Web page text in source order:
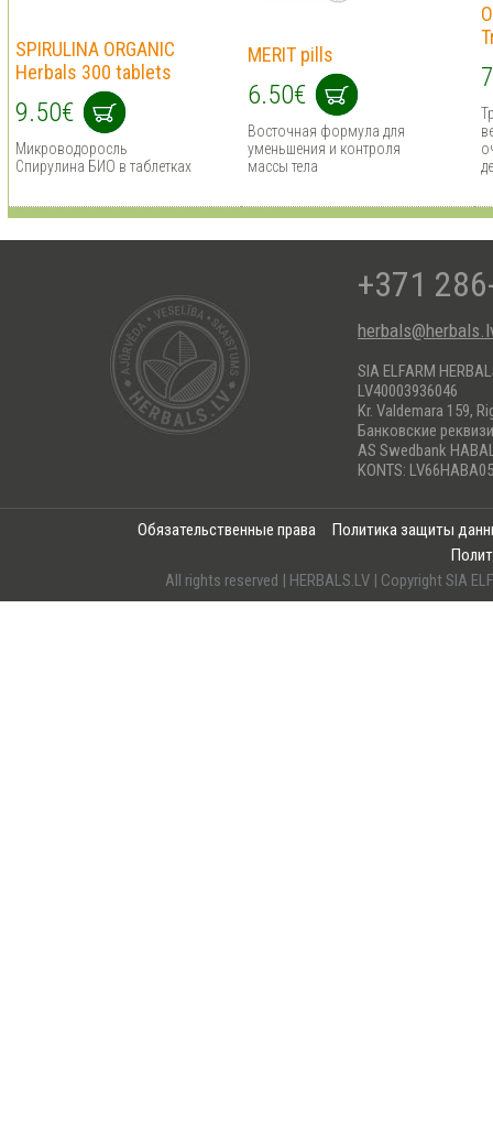
SPIRULINA ORGANIC
Herbals 300 tablets
9.50€
Микроводоросль
Спирулина БИО в таблетках
MERIT pills
6.50€
Восточная формула для
уменьшения и контроля
массы тела
+371
SIA ELFARM
LV40003936046
Kr. Valdemara 159,
Банковские
AS Swedbank
KONTS:
Обязательственные права
Политика защиты
All rights reserved | HERBALS.LV | Copyright SIA